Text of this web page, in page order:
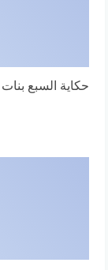
حكاية السبع بنات